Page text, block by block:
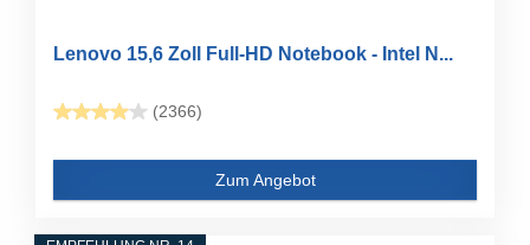
Lenovo 15,6 Zoll Full-HD Notebook - Intel N...
(2366)
Zum Angebot